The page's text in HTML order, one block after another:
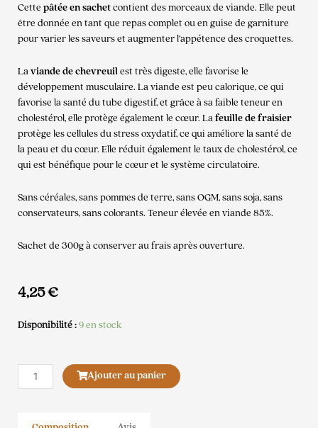
Cette pâtée en sachetcontient des morceaux de viande. Elle peut
être donnée en tant que repas complet ou en guise de garniture
pour varier les saveurs et augmenter l’appétence des croquettes.
Laviande de chevreuilest très digeste, elle favorise le
développement musculaire. La viande est peu calorique, ce qui
favorise la santé du tube digestif, et grâce à sa faible teneur en
cholestérol, elle protège également le cœur. Lafeuille de fraisier
protège les cellules du stress oxydatif, ce qui améliore la santé de
la peau et du cœur. Elle réduit également le taux de cholestérol, ce
qui est bénéfique pour le cœur et le système circulatoire.
Sans céréales, sans pommes de terre, sans OGM, sans soja, sans
conservateurs, sans colorants. Teneur élevée en viande 85%.
Sachet de 300g à conserver au frais après ouverture.
4,25€
Disponibilité :9 en stock
quantité
de
Ajouter au panier